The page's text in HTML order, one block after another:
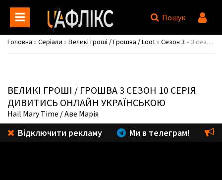
Пошук
Головна » Серіали » Великі гроші / Грошва / Loot » Сезон 3 » 3 сезон 10 серія
ВЕЛИКІ ГРОШІ / ГРОШВА 3 СЕЗОН 10 СЕРІЯ
ДИВИТИСЬ ОНЛАЙН УКРАЇНСЬКОЮ
Hail Mary Time / Аве Марія
Відключити рекламу Ми в телеграм!